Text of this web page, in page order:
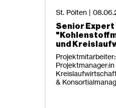
St. Pölten |
Senior Expert
und
&